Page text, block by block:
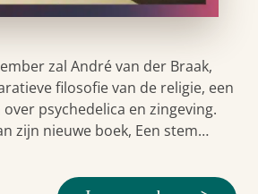
zal André van der Braak,
filosofie van de religie, een
psychedelica en zingeving.
zijn nieuwe boek, Een stem…